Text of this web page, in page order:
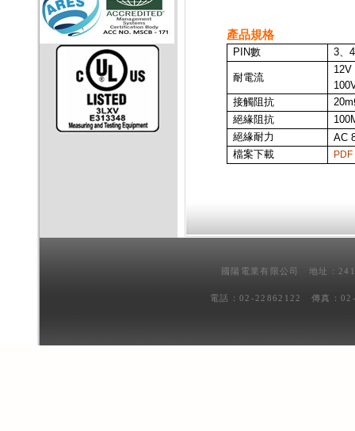
產品規格
PIN數 3、
耐電流
12V
接觸阻抗
絕緣阻抗
絕緣耐力
AC
檔案下載
PDF
國陽電業有限公司 地址：
電話：02-22862122 傳真：